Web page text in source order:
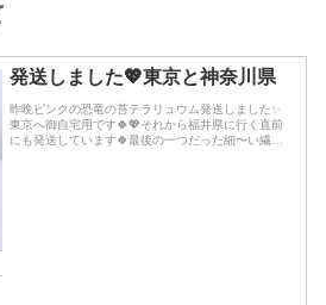
発送しました💖東京と神奈川県
昨晩ピンクの恐竜の苔テラリュウム発送しました✨
東京へ御自宅用です🍀💖それから福井県に行く直前
にも発送しています🍀最後の一つだった細〜い繊細